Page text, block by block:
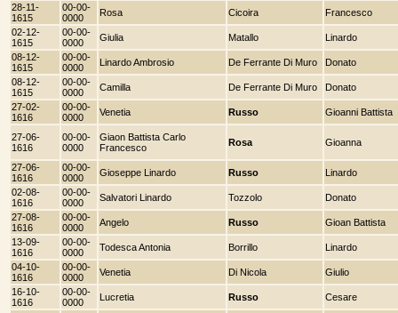
28-11-
1615
00-00-
0000
Rosa Cicoira
Francesco
02-12-
1615
00-00-
0000
Giulia Matallo
Linardo
08-12-
1615
00-00-
0000
Linardo Ambrosio De Ferrante Di Muro
Donato
08-12-
1615
00-00-
0000
Camilla De Ferrante Di Muro
Donato
27-02-
1616
00-00-
0000
Venetia Russo Gioanni Battista
27-06-
1616
00-00-
0000
Giaon Battista Carlo
Francesco
Rosa Gioanna
27-06-
1616
00-00-
0000
Gioseppe Linardo Russo
Linardo
02-08-
1616
00-00-
0000
Salvatori Linardo Tozzolo
Donato
27-08-
1616
00-00-
0000
Angelo Russo
Gioan Battista
13-09-
1616
00-00-
0000
Todesca Antonia Borrillo
Linardo
04-10-
1616
00-00-
0000
Venetia Di Nicola
Giulio
16-10-
1616
00-00-
0000
Lucretia Russo
Cesare